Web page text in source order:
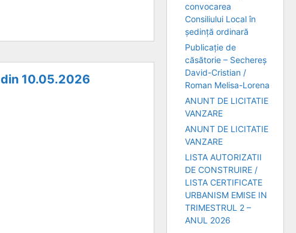
10.05.2026
convocarea
Consiliului Local în
ședință ordinară
Publicație de
căsătorie – Sechereș
David-Cristian /
Roman Melisa-Lorena
ANUNT DE LICITATIE
VANZARE
ANUNT DE LICITATIE
VANZARE
LISTA AUTORIZATII
DE CONSTRUIRE /
LISTA CERTIFICATE
URBANISM EMISE IN
TRIMESTRUL 2 –
ANUL 2026